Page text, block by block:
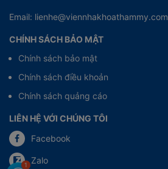
Email: lienhe@viennhakhoathammy.com
CHÍNH SÁCH BẢO MẬT
Chính sách bảo mật
Chính sách điều khoản
Chính sách quảng cáo
LIÊN HỆ VỚI CHÚNG TÔI
Facebook
Zalo